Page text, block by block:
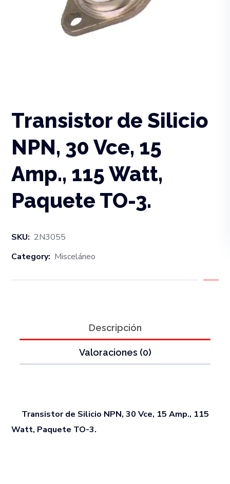
Transistor de Silicio
NPN, 30 Vce, 15
Amp., 115 Watt,
Paquete TO-3.
SKU: 2N3055
Category: Misceláneo
Descripción
Valoraciones (0)
Transistor de Silicio NPN, 30 Vce, 15 Amp., 115
Watt, Paquete TO-3.